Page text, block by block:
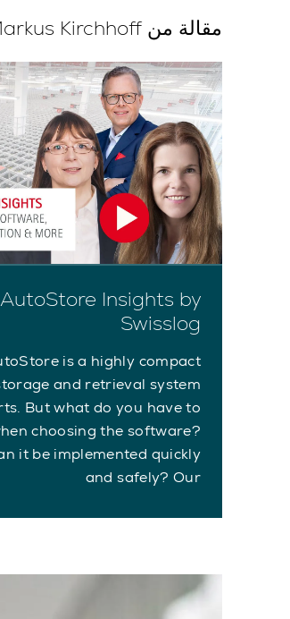
مقالة من Markus Kirchhoff
AutoStore Insights by
Swisslog
is a highly compact
and retrieval system
But what do you have to
choosing the software?
it be implemented quickly
and safely? Our